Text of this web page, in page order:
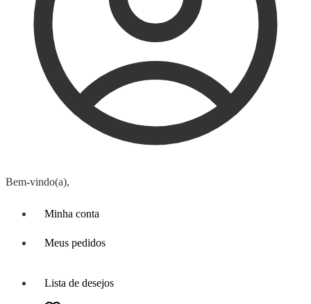
Bem-vindo(a),
Minha conta
Meus pedidos
Lista de desejos